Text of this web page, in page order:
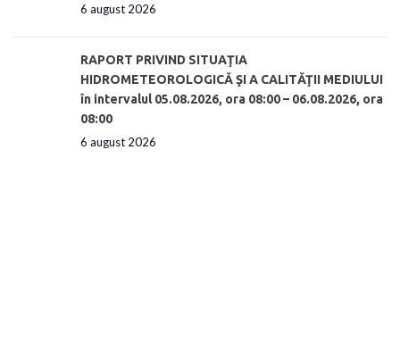
6 august 2026
RAPORT PRIVIND SITUAŢIA
HIDROMETEOROLOGICĂ ŞI A CALITĂŢII MEDIULUI
în intervalul 05.08.2026, ora 08:00 – 06.08.2026, ora
08:00
6 august 2026